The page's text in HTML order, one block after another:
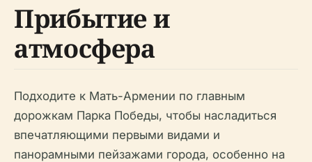
Прибытие и
атмосфера
Подходите к Мать-Армении по главным
дорожкам Парка Победы, чтобы насладиться
впечатляющими первыми видами и
панорамными пейзажами города, особенно на